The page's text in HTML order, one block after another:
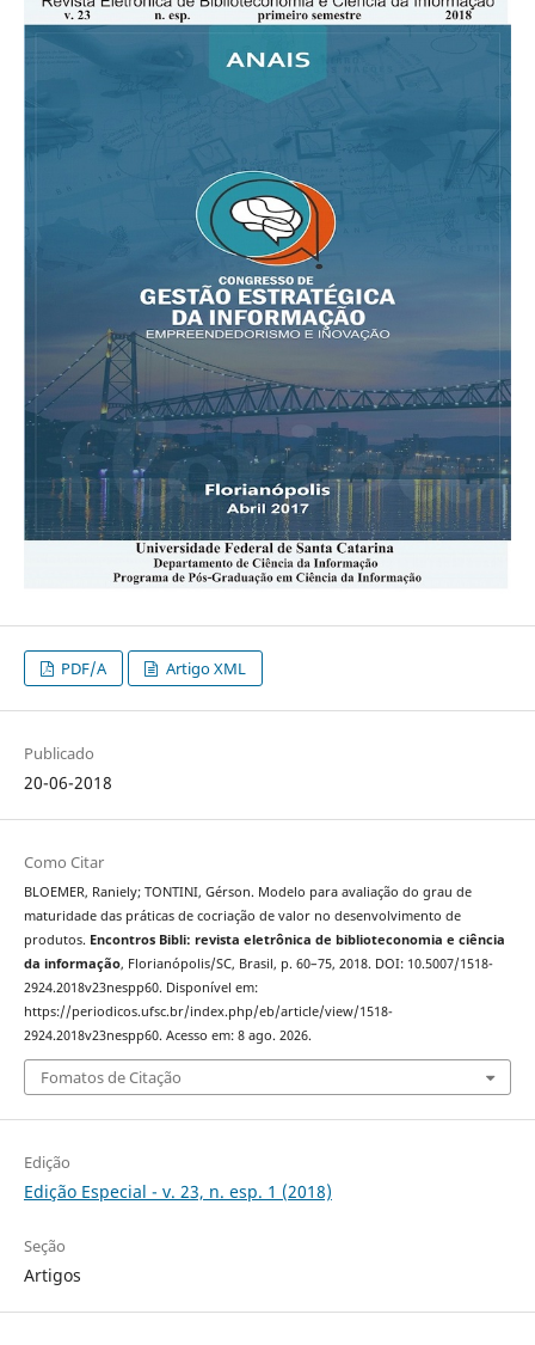
PDF/A Artigo XML
Publicado
20-06-2018
Como Citar
BLOEMER, Raniely; TONTINI, Gérson. Modelo para avaliação do grau de
maturidade das práticas de cocriação de valor no desenvolvimento de
produtos. Encontros Bibli: revista eletrônica de biblioteconomia e ciência
da informação, Florianópolis/SC, Brasil, p. 60–75, 2018. DOI: 10.5007/1518-
2924.2018v23nespp60. Disponível em:
https://periodicos.ufsc.br/index.php/eb/article/view/1518-
2924.2018v23nespp60. Acesso em: 8 ago. 2026.
Fomatos de Citação
Edição
Edição Especial - v. 23, n. esp. 1 (2018)
Seção
Artigos